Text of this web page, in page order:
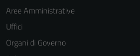
Aree Amministrative
Uffici
Organi di Governo